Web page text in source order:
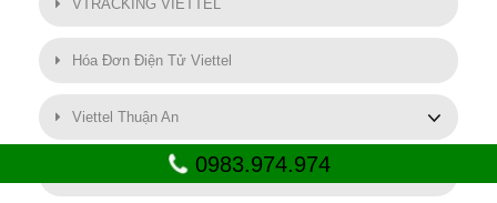
VTRACKING VIETTEL
Hóa Đơn Điện Tử Viettel
Viettel Thuận An
SMART MOTOR VIETTEL0983.974.974